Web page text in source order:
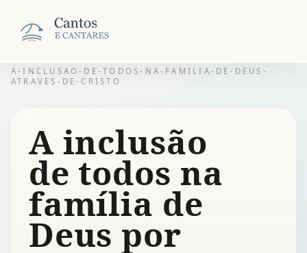
A-INCLUSAO-DE-TODOS-NA-FAMILIA-DE-DEUS-
ATRAVES-DE-CRISTO
A inclusão
de todos na
família de
Deus por